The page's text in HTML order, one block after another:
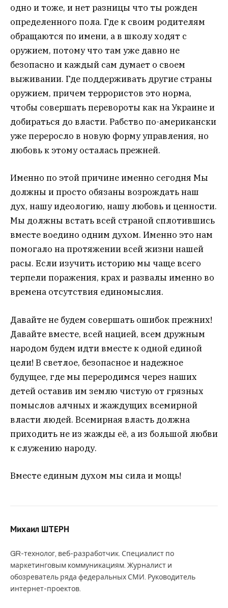
одно и тоже, и нет разницы что ты рожден
определенного пола. Где к своим родителям
обращаются по имени, а в школу ходят с
оружием, потому что там уже давно не
безопасно и каждый сам думает о своем
выживании. Где поддерживать другие страны
оружием, причем террористов это норма,
чтобы совершать перевороты как на Украине и
добираться до власти. Рабство по-американски
уже переросло в новую форму управления, но
любовь к этому осталась прежней.
Именно по этой причине именно сегодня Мы
должны и просто обязаны возрождать наш
дух, нашу идеологию, нашу любовь и ценности.
Мы должны встать всей страной сплотившись
вместе воедино одним духом. Именно это нам
помогало на протяжении всей жизни нашей
расы. Если изучить историю мы чаще всего
терпели поражения, крах и развалы именно во
времена отсутствия единомыслия.
Давайте не будем совершать ошибок прежних!
Давайте вместе, всей нацией, всем дружным
народом будем идти вместе к одной единой
цели! В светлое, безопасное и надежное
будущее, где мы переродимся через наших
детей оставив им землю чистую от грязных
помыслов алчных и жаждущих всемирной
власти людей. Всемирная власть должна
приходить не из жажды её, а из большой любви
к служению народу.
Вместе единым духом мы сила и мощь!
Михаил ШТЕРН
GR-технолог, веб-разработчик. Специалист по
маркетинговым коммуникациям. Журналист и
обозреватель ряда федеральных СМИ. Руководитель
интернет-проектов.